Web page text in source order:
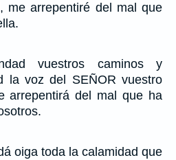
me arrepentiré del mal que
vuestros caminos y
la voz del SEÑOR vuestro
arrepentirá del mal que ha
oiga toda la calamidad que